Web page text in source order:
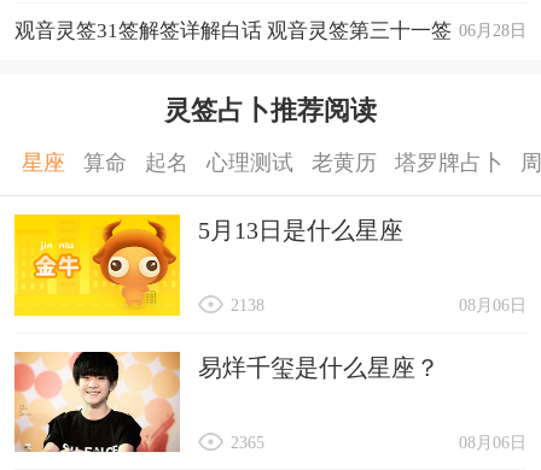
全解 06月28日
观音灵签31签解签详解白话 观音灵签第三十一签
灵签占卜推荐阅读
星座 算命 起名 心理测试 老黄历 塔罗牌占卜
5月13日是什么星座
08月06日
2138
易烊千玺是什么星座？
08月06日
2365